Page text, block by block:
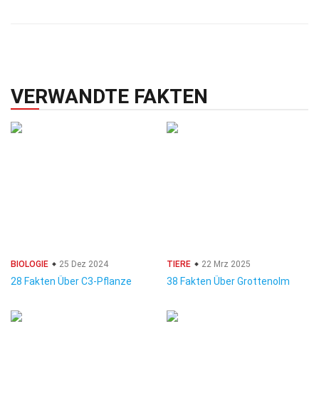
VERWANDTE FAKTEN
BIOLOGIE 25 Dez 2024
28 Fakten Über C3-Pflanze
TIERE 22 Mrz 2025
38 Fakten Über Grottenolm